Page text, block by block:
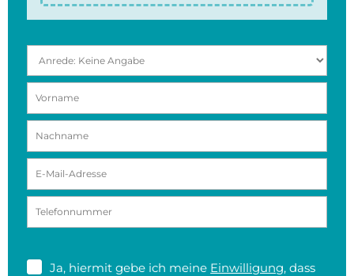
Ja, hiermit gebe ich meine Einwilligung, dass